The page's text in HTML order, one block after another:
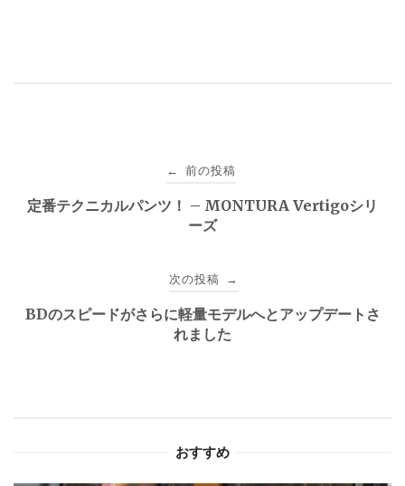
稿
ゲ
← 前の投稿
定番テクニカルパンツ！ – MONTURA Vertigoシリ
ーズ
次の投稿 →
BDのスピードがさらに軽量モデルへとアップデートさ
れました
おすすめ